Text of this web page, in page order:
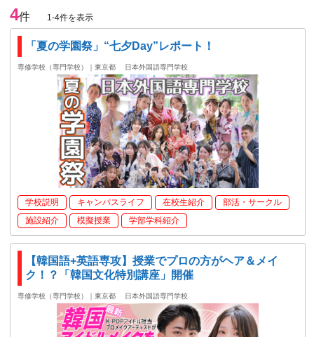
4件 1-4件を表示
「夏の学園祭」“七夕Day”レポート！
専修学校（専門学校）｜東京都 日本外国語専門学校
学校説明 キャンパスライフ 在校生紹介
部活・サークル
施設紹介
模擬授業 学部学科紹介
【韓国語+英語専攻】授業でプロの方がヘア＆メイ
ク！？「韓国文化特別講座」開催
専修学校（専門学校）｜東京都 日本外国語専門学校